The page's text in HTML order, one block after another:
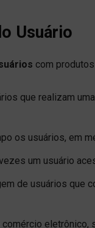
Usuário
com
que realizam
os usuários, em
um usuário
de usuários que
comércio eletrônico,